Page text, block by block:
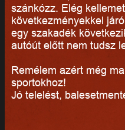
szánkózz. Elég
következményekkel
egy szakadék
autóút előtt nem tudsz
Remélem azért még
sportokhoz!
Jó telelést,